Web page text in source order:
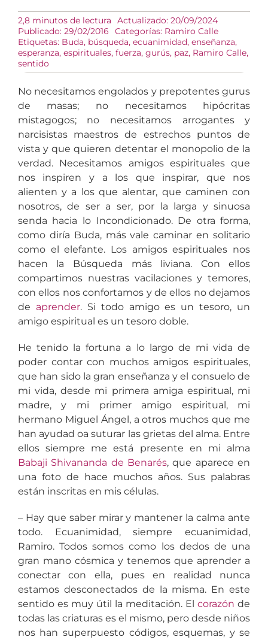
2,8 minutos de lectura
Actualizado: 20/09/2024
Publicado: 29/02/2016
Categorías: Ramiro Calle
Etiquetas: Buda, búsqueda, ecuanimidad, enseñanza,
esperanza, espirituales, fuerza, gurús, paz, Ramiro Calle,
sentido
No necesitamos engolados y prepotentes gurus
de masas; no necesitamos hipócritas
mistagogos; no necesitamos arrogantes y
narcisistas maestros de estrechos puntos de
vista y que quieren detentar el monopolio de la
verdad. Necesitamos amigos espirituales que
nos inspiren y a los que inspirar, que nos
alienten y a los que alentar, que caminen con
nosotros, de ser a ser, por la larga y sinuosa
senda hacia lo Incondicionado. De otra forma,
como diría Buda, más vale caminar en solitario
como el elefante. Los amigos espirituales nos
hacen la Búsqueda más liviana. Con ellos
compartimos nuestras vacilaciones y temores,
con ellos nos confortamos y de ellos no dejamos
de aprender. Si todo amigo es un tesoro, un
amigo espiritual es un tesoro doble.
He tenido la fortuna a lo largo de mi vida de
poder contar con muchos amigos espirituales,
que han sido la gran enseñanza y el consuelo de
mi vida, desde mi primera amiga espiritual, mi
madre, y mi primer amigo espiritual, mi
hermano Miguel Ángel, a otros muchos que me
han ayudad oa suturar las grietas del alma. Entre
ellos siempre me está presente en mi alma
Babaji Shivananda de Benarés, que aparece en
una foto de hace muchos años. Sus palabras
están inscritas en mis células.
– Hay que saber mirar y mantener la calma ante
todo. Ecuanimidad, siempre ecuanimidad,
Ramiro. Todos somos como los dedos de una
gran mano cósmica y tenemos que aprender a
conectar con ella, pues en realidad nunca
estamos desconectados de la misma. En este
sentido es muy útil la meditación. Elcorazón de
todas las criaturas es el mismo, pero desde niños
nos han superpuesto códigos, esquemas, y se